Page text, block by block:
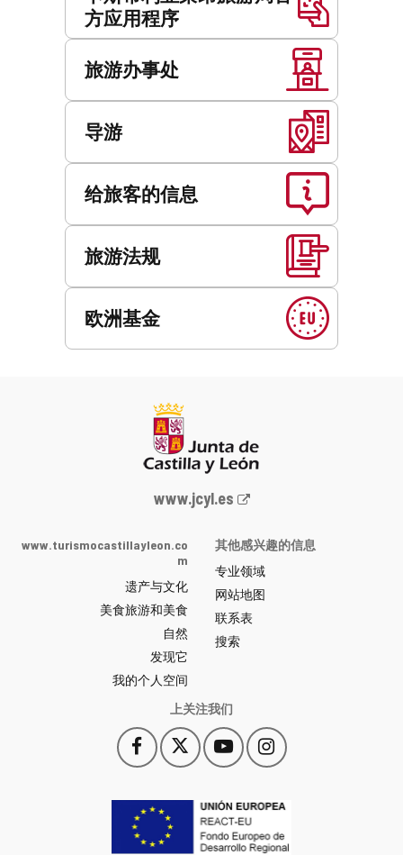
方应用程序
旅游办事处
导游
给旅客的信息
旅游法规
欧洲基金
Junta
y
León
网
站
门
户
-
www.jcyl.es
www.turismocastillayleon.co
m
遗产与文化
美食旅游和美食
自然
发现它
我的个人空间
其他感兴趣的信息
专业领域
网站地图
联系表
搜索
上关注我们
Facebook
此
链
会
打
开
此
链
YouTube
此
链
会
打
开
Instagram
此
链
会
开